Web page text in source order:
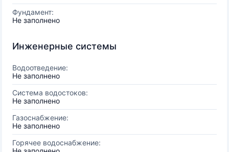
Фундамент:
Не заполнено
Инженерные системы
Водоотведение:
Не заполнено
Система водостоков:
Не заполнено
Газоснабжение:
Не заполнено
Горячее водоснабжение: